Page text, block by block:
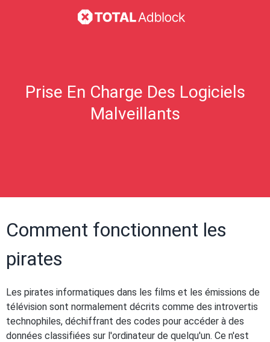
Prise En Charge Des Logiciels
Malveillants
Comment fonctionnent les
pirates
Les pirates informatiques dans les films et les émissions de
télévision sont normalement décrits comme des introvertis
technophiles, déchiffrant des codes pour accéder à des
données classifiées sur l'ordinateur de quelqu'un. Ce n'est